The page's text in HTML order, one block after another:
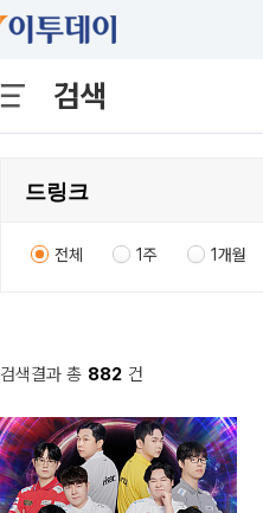
검색
전체 1주 1개월
검색결과 총 882 건